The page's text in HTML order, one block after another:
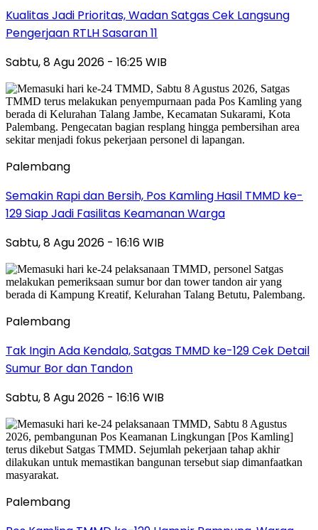
Kualitas Jadi Prioritas, Wadan Satgas Cek Langsung
Pengerjaan RTLH Sasaran 11
Sabtu, 8 Agu 2026 - 16:25 WIB
Palembang
Semakin Rapi dan Bersih, Pos Kamling Hasil TMMD ke-
129 Siap Jadi Fasilitas Keamanan Warga
Sabtu, 8 Agu 2026 - 16:16 WIB
Palembang
Tak Ingin Ada Kendala, Satgas TMMD ke-129 Cek Detail
Sumur Bor dan Tandon
Sabtu, 8 Agu 2026 - 16:16 WIB
Palembang